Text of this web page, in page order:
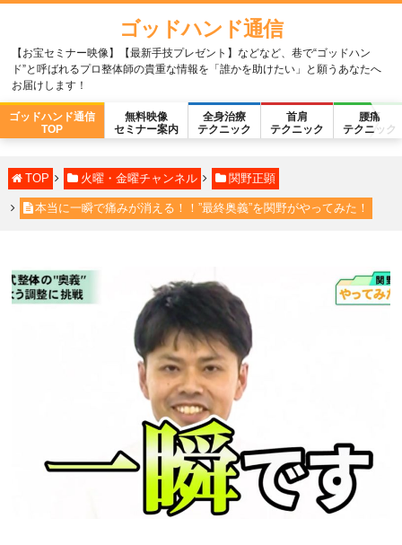
ゴッドハンド通信
【お宝セミナー映像】【最新手技プレゼント】などなど、巷で“ゴッドハン
ド”と呼ばれるプロ整体師の貴重な情報を「誰かを助けたい」と願うあなたへ
お届けします！
ゴッドハンド通信
TOP
無料映像
セミナー案内
全身治療
テクニック
首肩
テクニック
腰痛
テクニック
TOP 火曜・金曜チャンネル 関野正顕
本当に一瞬で痛みが消える！！”最終奥義”を関野がやってみた！